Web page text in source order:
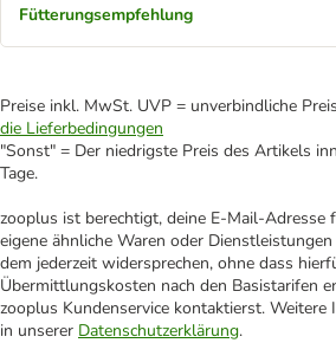
Fütterungsempfehlung
Preise inkl. MwSt. UVP = unverbindliche
die Lieferbedingungen
"Sonst" = Der niedrigste Preis des Artikels
Tage.
zooplus ist berechtigt, deine E-Mail-
eigene ähnliche Waren oder
dem jederzeit widersprechen, ohne dass
Übermittlungskosten nach den Basistarifen
zooplus Kundenservice kontaktierst.
in unserer Datenschutzerklärung.